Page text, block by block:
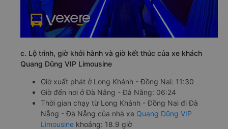
c. Lộ trình, giờ khởi hành và giờ kết thúc của xe khách
Quang Dũng VIP Limousine
Giờ xuất phát ở Long Khánh - Đồng Nai: 11:30
Giờ đến nơi ở Đà Nẵng - Đà Nẵng: 06:24
Thời gian chạy từ Long Khánh - Đồng Nai đi Đà
Nẵng - Đà Nẵng của nhà xe Quang Dũng VIP
Limousine khoảng: 18.9 giờ